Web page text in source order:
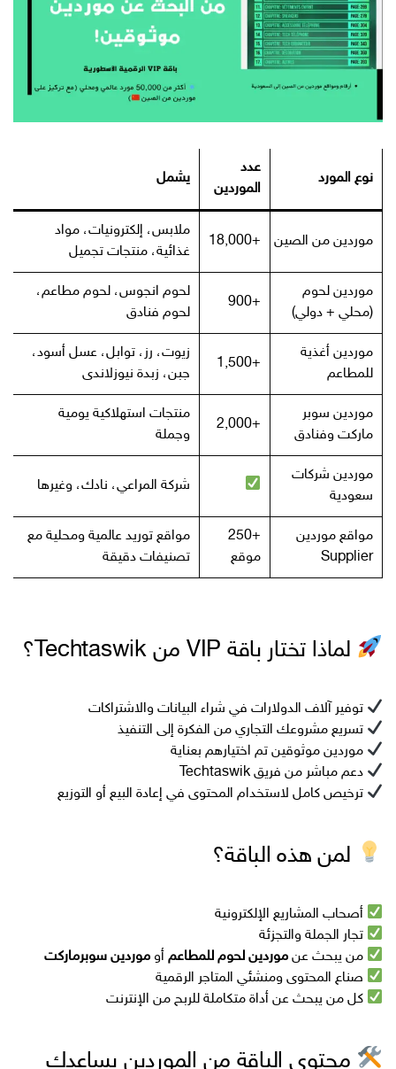
نوع المورد
عدد
الموردين
يشمل
موردين من الصين +18,000
ملابس، إلكترونيات، مواد
غذائية، منتجات تجميل
موردين لحوم
(محلي + دولي)
+900
لحوم انجوس، لحوم مطاعم،
لحوم فنادق
موردين أغذية
للمطاعم
+1,500
زيوت، رز، توابل، عسل أسود،
جبن، زبدة نيوزلاندى
موردين سوبر
ماركت وفنادق
+2,000
منتجات استهلاكية يومية
وجملة
موردين شركات
سعودية
شركة المراعي، نادك، وغيرها
مواقع موردين
Supplier
+250
موقع
مواقع توريد عالمية ومحلية مع
تصنيفات دقيقة
لماذا تختار باقة VIP من Techtaswik؟
توفير آلاف الدولارات في شراء البيانات والاشتراكات
تسريع مشروعك التجاري من الفكرة إلى التنفيذ
موردين موثوقين تم اختيارهم بعناية
دعم مباشر من فريق Techtaswik
ترخيص كامل لاستخدام المحتوى في إعادة البيع أو التوزيع
لمن هذه الباقة؟
أصحاب المشاريع الإلكترونية
تجار الجملة والتجزئة
من يبحث عنموردين لحوم للمطاعم أوموردين سوبرماركت
صناع المحتوى ومنشئي المتاجر الرقمية
كل من يبحث عن أداة متكاملة للربح من الإنترنت
محتوى الباقة من الموردين يساعدك